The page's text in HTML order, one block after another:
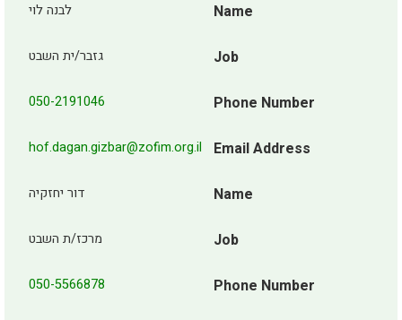
Name לבנה לוי
Job גזבר/ית השבט
Phone Number
050-2191046
Email Address
hof.dagan.gizbar@zofim.org.il
Name דור יחזקיה
Job מרכז/ת השבט
Phone Number
050-5566878